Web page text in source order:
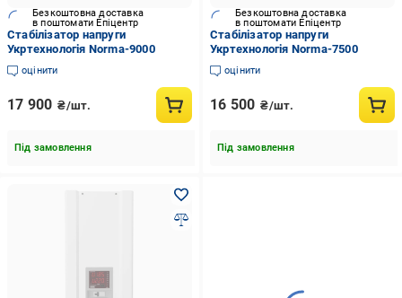
Безкоштовна доставка
в поштомати Епіцентр
Стабілізатор напруги
Укртехнологія Norma-9000
оцінити
17 900 ₴/шт.
Під замовлення
Безкоштовна доставка
в поштомати Епіцентр
Стабілізатор напруги
Укртехнологія Norma-7500
оцінити
16 500 ₴/шт.
Під замовлення